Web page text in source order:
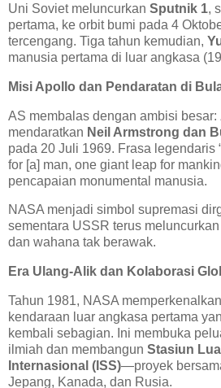
Uni Soviet meluncurkan Sputnik 1,
pertama, ke orbit bumi pada 4
tercengang. Tiga tahun kemudian,
manusia pertama di luar angkasa
Misi Apollo dan Pendaratan di
AS membalas dengan ambisi besar:
mendaratkan Neil Armstrong dan
pada 20 Juli 1969. Frasa legendaris
for [a] man, one giant leap for
pencapaian monumental manusia.
NASA menjadi simbol supremasi
sementara USSR terus
dan wahana tak berawak.
Era Ulang-Alik dan Kolaborasi
Tahun 1981, NASA memperkenalkan
kendaraan luar angkasa pertama
kembali sebagian. Ini membuka
ilmiah dan membangun Stasiun
Internasional (ISS)—proyek
Jepang, Kanada, dan Rusia.